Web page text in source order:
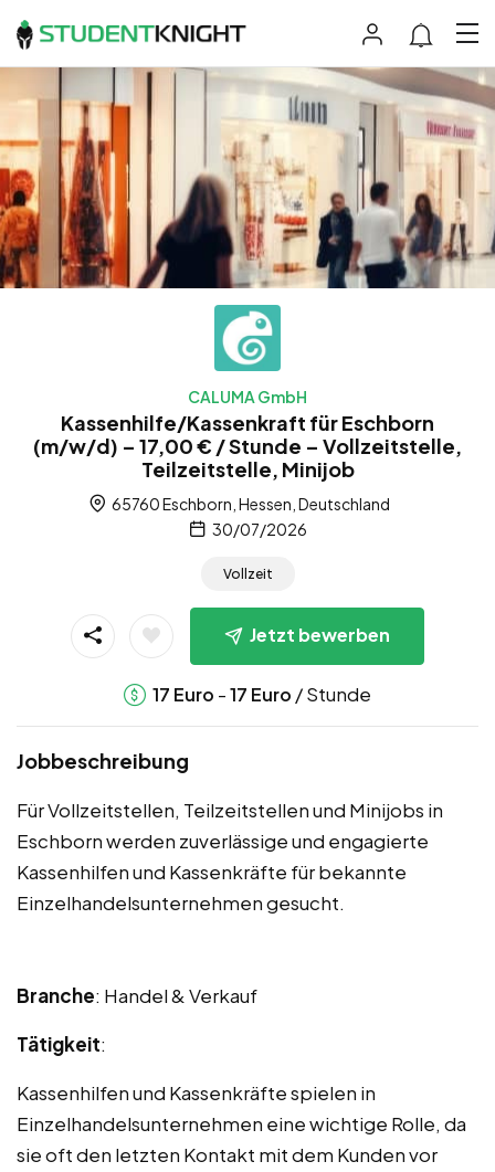
CALUMA GmbH
Kassenhilfe/Kassenkraft für Eschborn
(m/w/d) – 17,00 € / Stunde – Vollzeitstelle,
Teilzeitstelle, Minijob
65760 Eschborn, Hessen, Deutschland
30/07/2026
Vollzeit
Jetzt bewerben
17 Euro -17 Euro / Stunde
Jobbeschreibung
Für Vollzeitstellen, Teilzeitstellen und Minijobs in
Eschborn werden zuverlässige und engagierte
Kassenhilfen und Kassenkräfte für bekannte
Einzelhandelsunternehmen gesucht.
Branche: Handel & Verkauf
Tätigkeit:
Kassenhilfen und Kassenkräfte spielen in
Einzelhandelsunternehmen eine wichtige Rolle, da
sie oft den letzten Kontakt mit dem Kunden vor